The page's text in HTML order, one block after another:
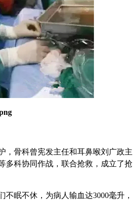
，骨科曾宪发主任和耳鼻喉刘广政主
多科协同作战，联合抢救，成立了抢
眠不休，为病人输血达3000毫升，